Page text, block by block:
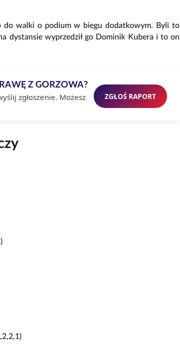
do walki o podium w biegu dodatkowym. Byli to
dystansie wyprzedził go Dominik Kubera i to on
Z GORZOWA?
zgłoszenie. Możesz
ZGŁOŚ RAPORT